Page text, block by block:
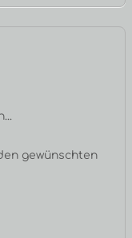
gewünschten